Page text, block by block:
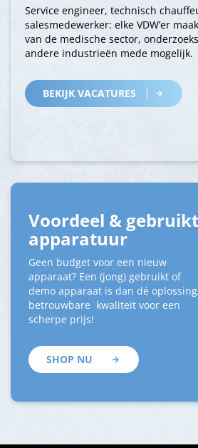
Service engineer, technisch
salesmedewerker: elke VDW’er
van de medische sector,
andere industrieën mede mogelijk.
BEKIJK VACATURES
Voordeel &
apparatuur
Geen budget voor een nieuw
apparaat? Een (jong) gebruikt of
demo apparaat is dan dé
betrouwbare kwaliteit voor een
scherpe prijs!
SHOP NU